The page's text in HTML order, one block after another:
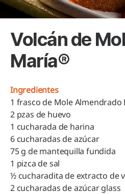
Volcán de
María®
Ingredientes
1 frasco de Mole
2 pzas de huevo
1 cucharada de harina
6 cucharadas de azúcar
75 g de mantequilla fundida
1 pizca de sal
½ cucharadita de extracto de
2 cucharadas de azúcar glass